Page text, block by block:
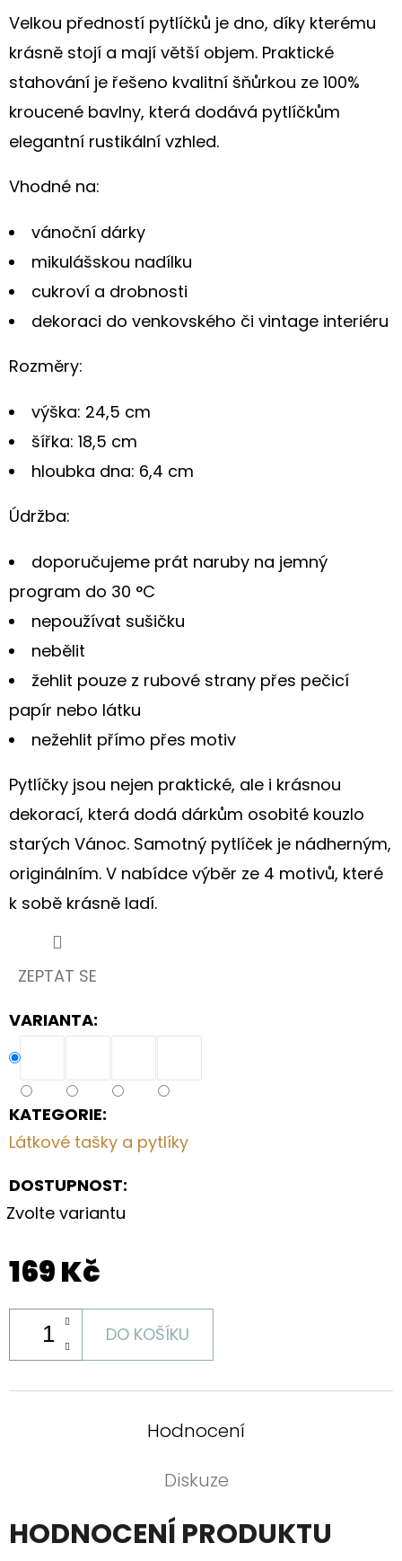
Velkou předností pytlíčků je dno, díky kterému
krásně stojí a mají větší objem. Praktické
stahování je řešeno kvalitní šňůrkou ze 100%
kroucené bavlny, která dodává pytlíčkům
elegantní rustikální vzhled.
Vhodné na:
vánoční dárky
mikulášskou nadílku
cukroví a drobnosti
dekoraci do venkovského či vintage interiéru
Rozměry:
výška: 24,5 cm
šířka: 18,5 cm
hloubka dna: 6,4 cm
Údržba:
doporučujeme prát naruby na jemný
program do 30 °C
nepoužívat sušičku
nebělit
žehlit pouze z rubové strany přes pečicí
papír nebo látku
nežehlit přímo přes motiv
Pytlíčky jsou nejen praktické, ale i krásnou
dekorací, která dodá dárkům osobité kouzlo
starých Vánoc. Samotný pytlíček je nádherným,
originálním. V nabídce výběr ze 4 motivů, které
k sobě krásně ladí.
ZEPTAT SE
VARIANTA:
KATEGORIE:
Látkové tašky a pytlíky
DOSTUPNOST:
Zvolte variantu
169 Kč
DO KOŠÍKU
Hodnocení
Diskuze
HODNOCENÍ PRODUKTU
MÁKY
240
G/M²
220